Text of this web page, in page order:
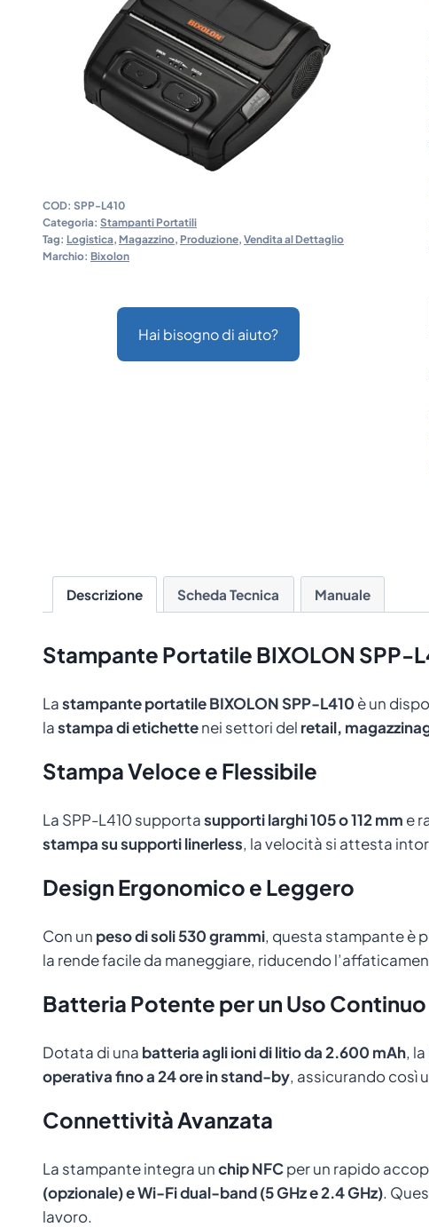
COD: SPP-L410
Categoria: Stampanti Portatili
Tag: Logistica, Magazzino, Produzione, Vendita al Dettaglio
Marchio: Bixolon
Hai bisogno di aiuto?
Descrizione Scheda Tecnica Manuale
Stampante Portatile BIXOLON SPP-
Lastampante portatile BIXOLON SPP-L410 è un
lastampa di etichettenei settori del retail,
Stampa Veloce e Flessibile
La SPP-L410 supportasupporti larghi 105 o 112 mm e
stampa su supporti linerless, la velocità si attesta
Design Ergonomico e Leggero
Con un peso di soli 530 grammi, questa stampante è
la rende facile da maneggiare, riducendo
Batteria Potente per un Uso Continuo
Dotata di una batteria agli ioni di litio da 2.600 mAh,
operativa fino a 24 ore in stand-by, assicurando così
Connettività Avanzata
La stampante integra unchip NFCper un rapido
(opzionale) e Wi-Fi dual-band (5 GHz e 2.4 GHz).
lavoro.